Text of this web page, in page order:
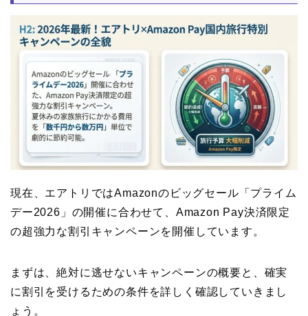
現在、エアトリではAmazonのビッグセール「プライム
デー2026」の開催に合わせて、Amazon Pay決済限定
の超強力な割引キャンペーンを開催しています。
まずは、絶対に逃せないキャンペーンの概要と、確実
に割引を受けるための条件を詳しく確認していきまし
ょう。